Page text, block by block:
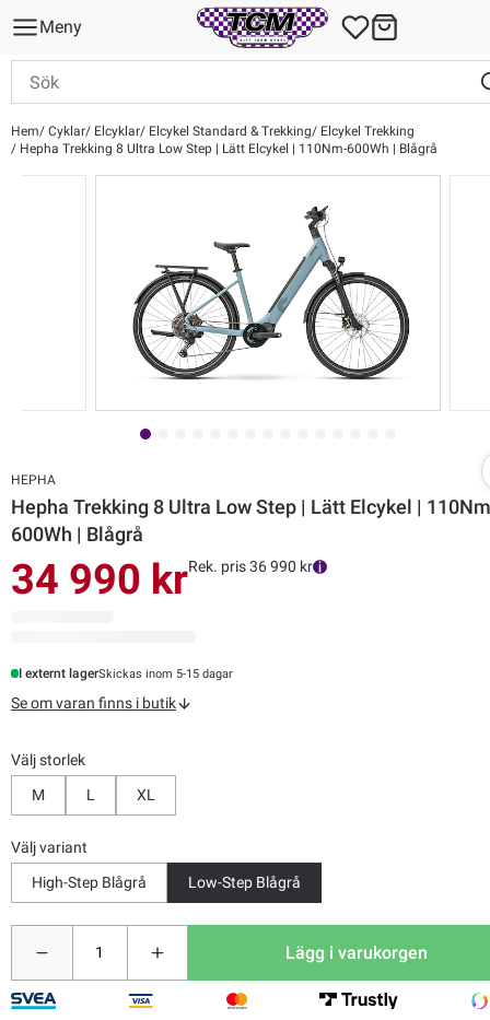
Meny
Hem Cyklar Elcyklar Elcykel Standard & Trekking
Elcykel Trekking
Hepha Trekking 8 Ultra Low Step | Lätt Elcykel | 110Nm-600Wh | Blågrå
HEPHA
Hepha Trekking 8 Ultra Low Step | Lätt Elcykel |
600Wh | Blågrå
34 990 krRek. pris 36 990 kr
I externt lagerSkickas inom 5-15 dagar
Se om varan finns i butik
Välj storlek
M
L XL
Välj variant
High-Step Blågrå
Low-Step Blågrå
Lägg i varukorgen